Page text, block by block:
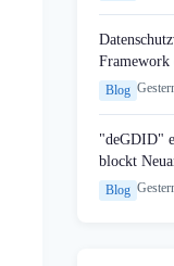
Framework
Blog
"deGDID"
blockt
Blog